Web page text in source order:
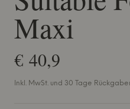
Maxi
€ 40,9
Inkl. MwSt. und 30 Tage